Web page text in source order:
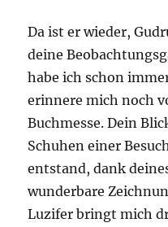
Da ist er wieder,
deine
habe ich schon
erinnere mich noch
Buchmesse. Dein
Schuhen einer
entstand, dank
wunderbare
Luzifer bringt mich